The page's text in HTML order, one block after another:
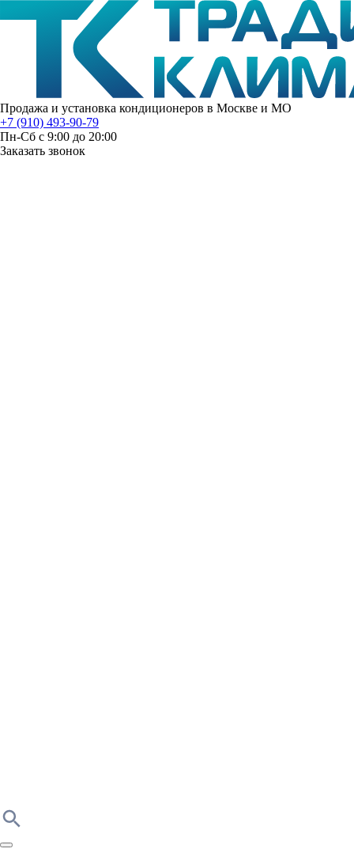
Продажа и установка кондиционеров в Москве и МО
+7 (910) 493-90-79
Пн-Сб с 9:00 до 20:00
Заказать звонок